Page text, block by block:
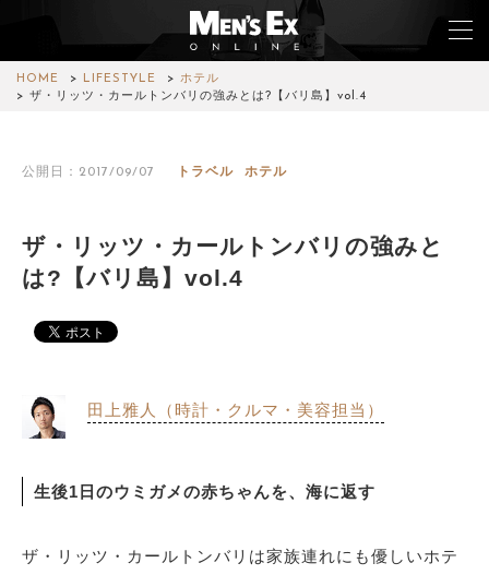
HOME LIFESTYLE
ホテル
ザ・リッツ・カールトンバリの強みとは?【バリ島】vol.4
公開日：2017/09/07 トラベル ホテル
ザ・リッツ・カールトンバリの強みと
は?【バリ島】vol.4
田上雅人（時計・クルマ・美容担当）
生後1日のウミガメの赤ちゃんを、海に返す
ザ・リッツ・カールトンバリは家族連れにも優しいホテ
WATCH
CAR&BIKE
LIFESTYLE
MAGAZINE
ABOUT SITE
サイトマップ